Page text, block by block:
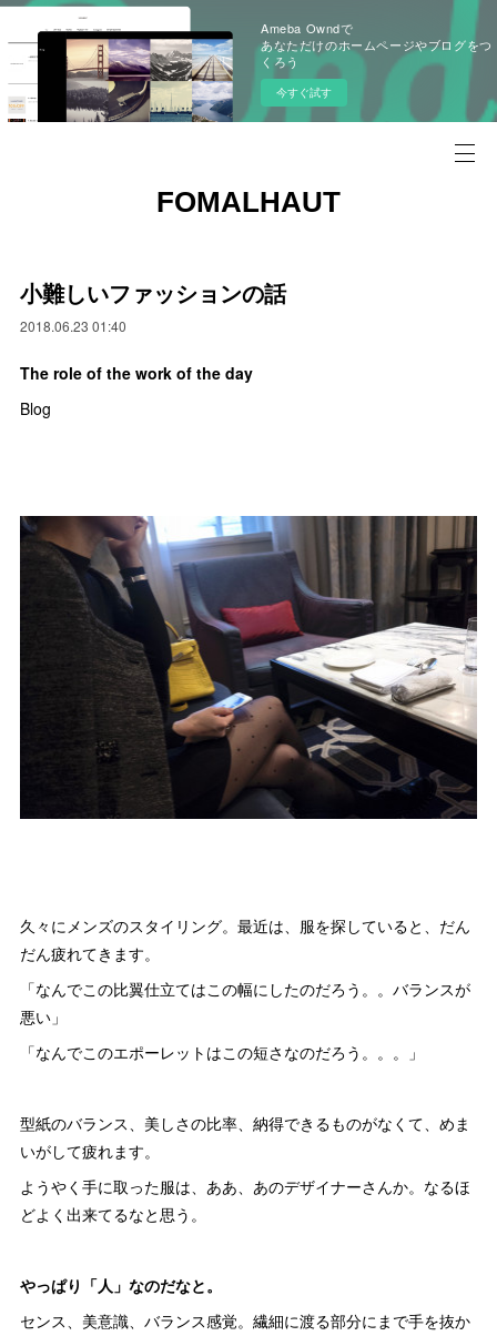
Ameba Owndで
あなただけのホームページやブログをつ
くろう
今すぐ試す
FOMALHAUT
小難しいファッションの話
2018.06.23 01:40
The role of the work of the day
Blog
久々にメンズのスタイリング。最近は、服を探していると、だん
だん疲れてきます。
「なんでこの比翼仕立てはこの幅にしたのだろう。。バランスが
悪い」
「なんでこのエポーレットはこの短さなのだろう。。。」
型紙のバランス、美しさの比率、納得できるものがなくて、めま
いがして疲れます。
ようやく手に取った服は、ああ、あのデザイナーさんか。なるほ
どよく出来てるなと思う。
やっぱり「人」なのだなと。
センス、美意識、バランス感覚。繊細に渡る部分にまで手を抜か